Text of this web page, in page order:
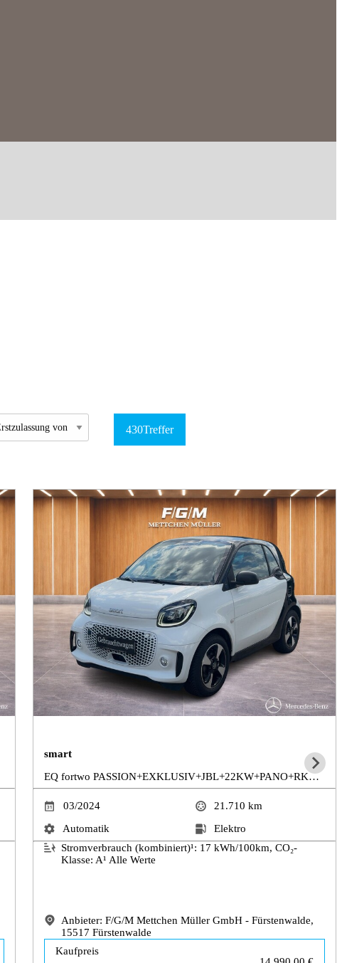
430Treffer
smart
EQ fortwo PASSION+EXKLUSIV+JBL+22KW+PANO+RKAMERA
03/2024 21.710 km
Automatik
Elektro
Stromverbrauch (kombiniert)¹: 17 kWh/100km, CO₂-
Klasse: A¹ Alle Werte
Anbieter: F/G/M Mettchen Müller GmbH - Fürstenwalde,
15517 Fürstenwalde
Kaufpreis